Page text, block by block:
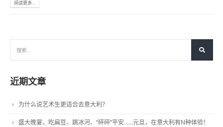
阅读更多...
近期文章
为什么说艺术生更适合去意大利？
盛大晚宴、吃扁豆、跳冰河、“碎碎”平安……元旦，在意大利有N种体验！